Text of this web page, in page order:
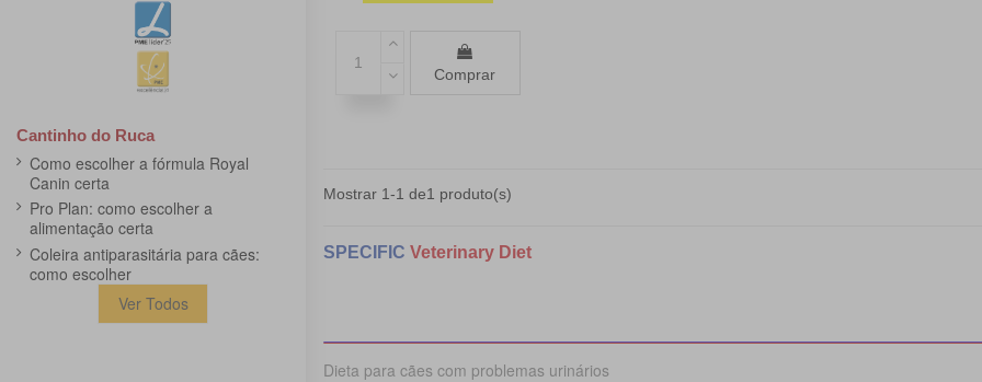
Cantinho do Ruca
Como escolher a fórmula Royal
Canin certa
Pro Plan: como escolher a
alimentação certa
Coleira antiparasitária para cães:
como escolher
Ver Todos
Comprar
Mostrar 1-1 de1 produto(s)
SPECIFIC Veterinary Diet
Dieta para cães com problemas urinários